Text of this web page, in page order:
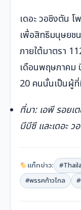
เดอะ วอชิงตัน
เพื่อสิทธิมนุษยช
ภายใต้มาตรา
เดือนพฤษภาคม
20 คนนั้นเป็นผู้
ที่มา: เอพี รอยเ
บีบีซี และเดอะ
แท็กข่าว:
#พรรคก้าวไกล